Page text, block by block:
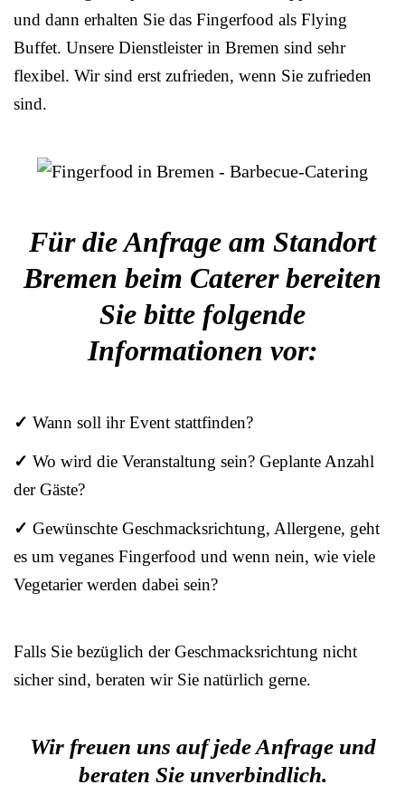
und dann erhalten Sie das Fingerfood als Flying
Buffet. Unsere Dienstleister in Bremen sind sehr
flexibel. Wir sind erst zufrieden, wenn Sie zufrieden
sind.
Für die Anfrage am Standort
Bremen beim Caterer bereiten
Sie bitte folgende
Informationen vor:
✓ Wann soll ihr Event stattfinden?
✓ Wo wird die Veranstaltung sein? Geplante Anzahl
der Gäste?
✓ Gewünschte Geschmacksrichtung, Allergene, geht
es um veganes Fingerfood und wenn nein, wie viele
Vegetarier werden dabei sein?
Falls Sie bezüglich der Geschmacksrichtung nicht
sicher sind, beraten wir Sie natürlich gerne.
Wir freuen uns auf jede Anfrage und
beraten Sie unverbindlich.